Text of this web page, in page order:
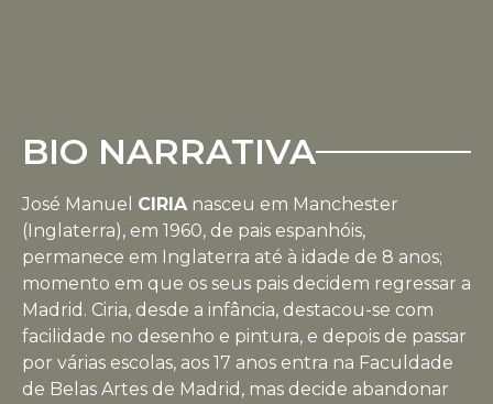
BIO NARRATIVA
José Manuel CIRIAnasceu em Manchester
(Inglaterra), em 1960, de pais espanhóis,
permanece em Inglaterra até à idade de 8 anos;
momento em que os seus pais decidem regressar a
Madrid. Ciria, desde a infância, destacou-se com
facilidade no desenho e pintura, e depois de passar
por várias escolas, aos 17 anos entra na Faculdade
de Belas Artes de Madrid, mas decide abandonar